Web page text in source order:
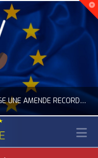
LA COMMISSION EUROPÉENNE INFLIGE UNE AMENDE RECORD À GOOGLE